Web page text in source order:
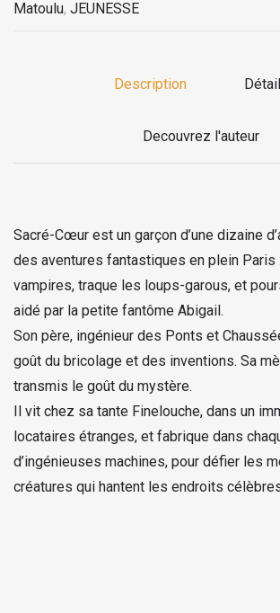
Matoulu, JEUNESSE
Description
Decouvrez l'auteur
Sacré-Cœur est un garçon d’une dizaine
des aventures fantastiques en plein Paris
vampires, traque les loups-garous, et
aidé par la petite fantôme Abigail.
Son père, ingénieur des Ponts et
goût du bricolage et des inventions. Sa
transmis le goût du mystère.
Il vit chez sa tante Finelouche, dans un
locataires étranges, et fabrique dans
d’ingénieuses machines, pour défier les
créatures qui hantent les endroits